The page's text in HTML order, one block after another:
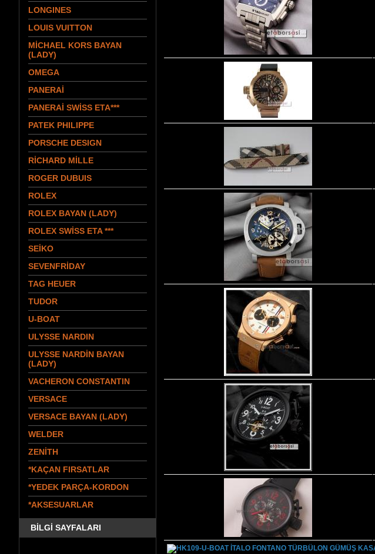
LONGINES
LOUIS VUITTON
MİCHAEL KORS BAYAN
(LADY)
OMEGA
PANERAİ
PANERAİ SWİSS ETA***
PATEK PHILIPPE
PORSCHE DESIGN
RİCHARD MİLLE
ROGER DUBUIS
ROLEX
ROLEX BAYAN (LADY)
ROLEX SWİSS ETA ***
SEİKO
SEVENFRİDAY
TAG HEUER
TUDOR
U-BOAT
ULYSSE NARDIN
ULYSSE NARDİN BAYAN
(LADY)
VACHERON CONSTANTIN
VERSACE
VERSACE BAYAN (LADY)
WELDER
ZENİTH
*KAÇAN FIRSATLAR
*YEDEK PARÇA-KORDON
*AKSESUARLAR
BİLGİ SAYFALARI